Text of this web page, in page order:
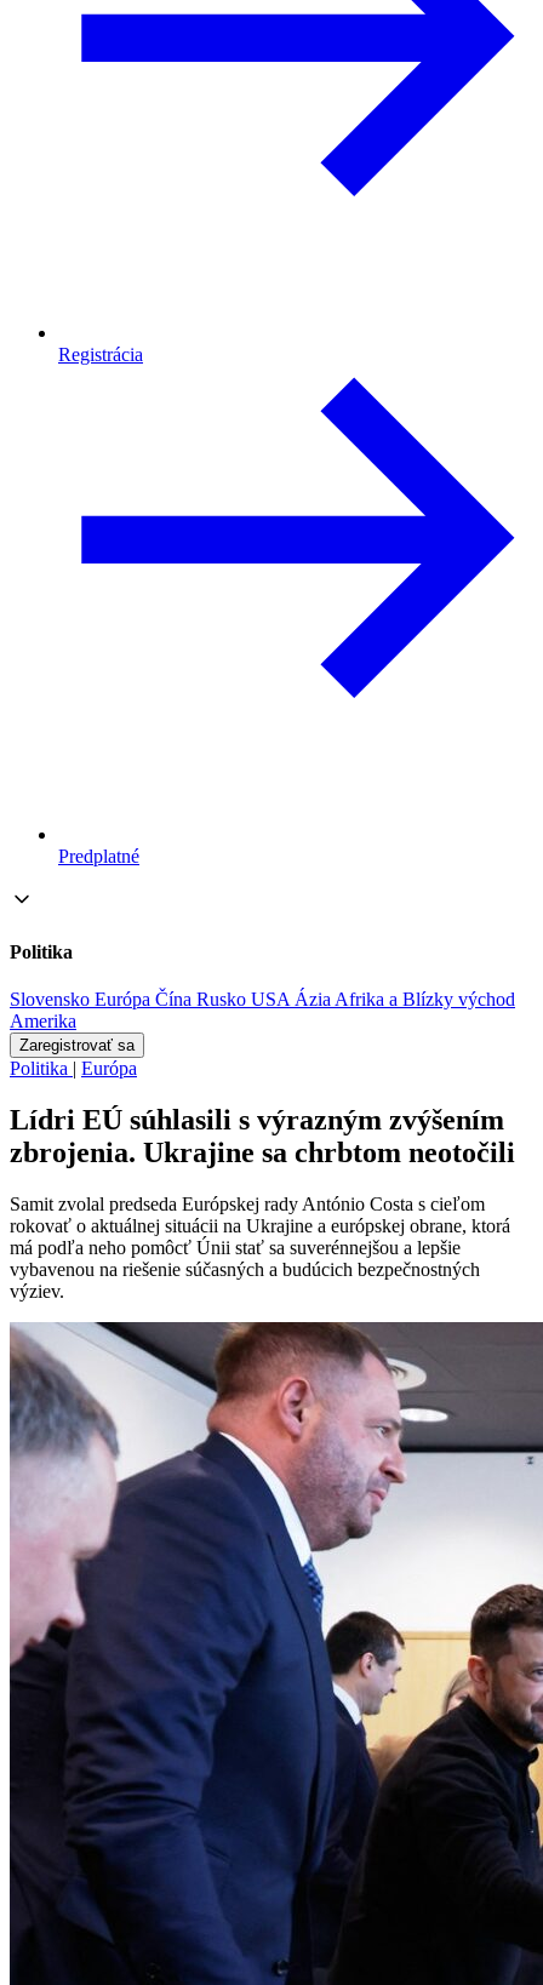
Registrácia
Predplatné
Politika
Slovensko Európa Čína Rusko USA ÁziaAfrika a Blízky východ
Amerika
Zaregistrovať sa
Politika | Európa
Lídri EÚ súhlasili s výrazným zvýšením
zbrojenia. Ukrajine sa chrbtom neotočili
Samit zvolal predseda Európskej rady António Costa s cieľom
rokovať o aktuálnej situácii na Ukrajine a európskej obrane, ktorá
má podľa neho pomôcť Únii stať sa suverénnejšou a lepšie
vybavenou na riešenie súčasných a budúcich bezpečnostných
výziev.